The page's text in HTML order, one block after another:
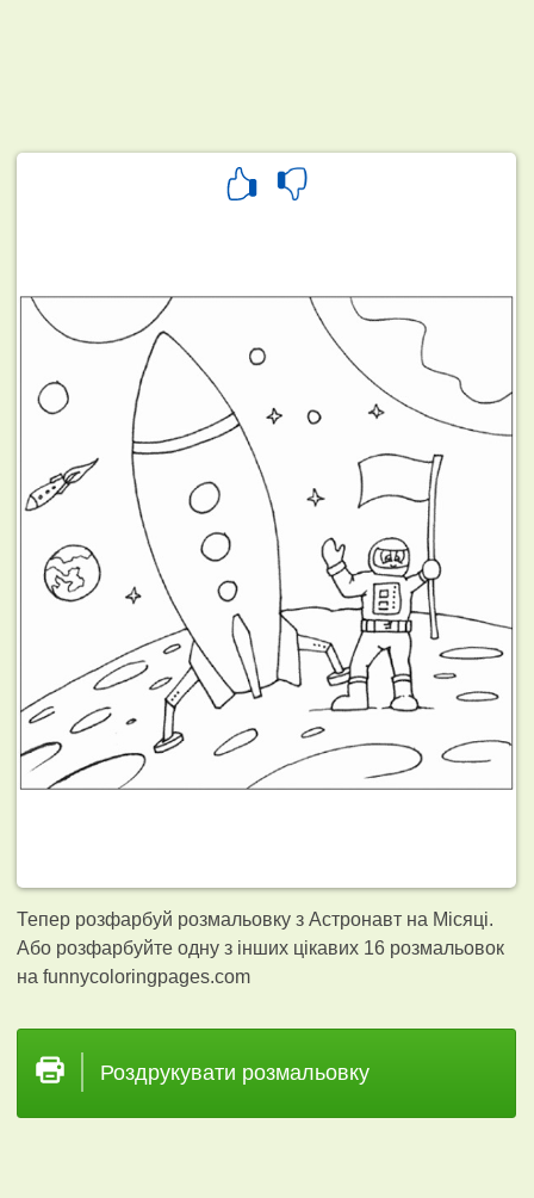
Тепер розфарбуй розмальовку з Астронавт на Місяці.
Або розфарбуйте одну з інших цікавих 16 розмальовок
на funnycoloringpages.com
Роздрукувати розмальовку